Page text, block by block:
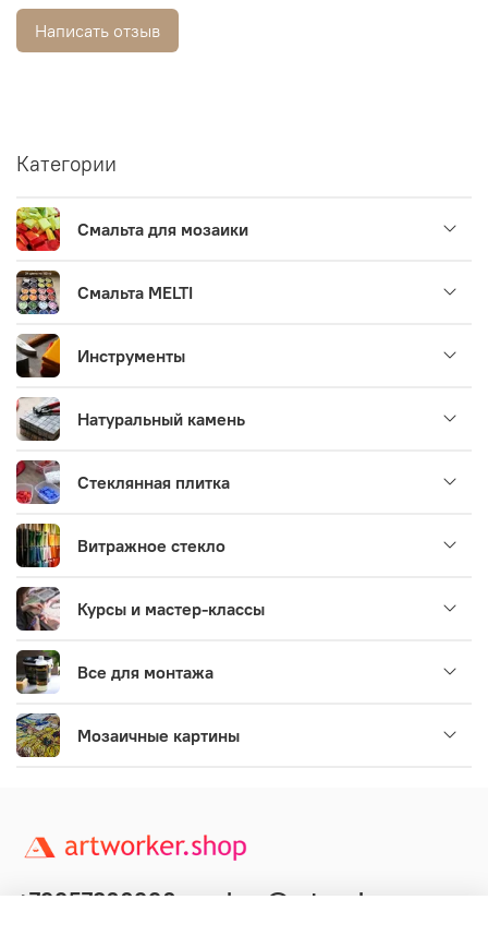
Написать отзыв
Категории
Смальта для мозаики
Смальта MELTI
Инструменты
Натуральный камень
Стеклянная плитка
Витражное стекло
Курсы и мастер-классы
Все для монтажа
Мозаичные картины
+79957800990 shop@artworker.pro